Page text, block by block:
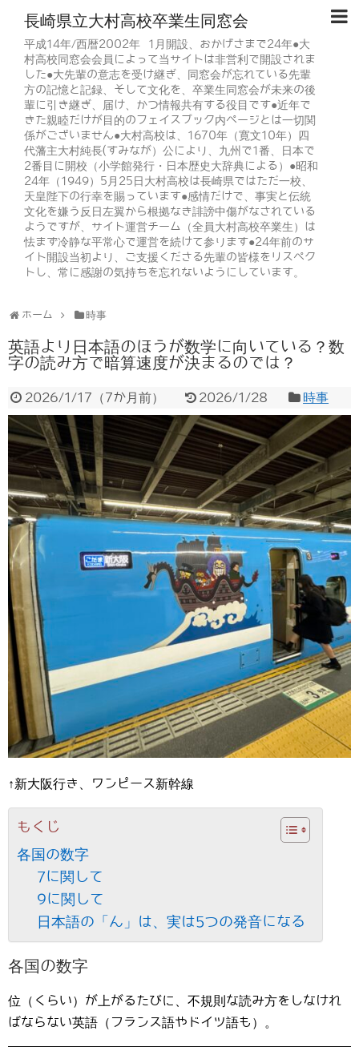
長崎県立大村高校卒業生同窓会
平成14年/西暦2002年 1月開設、おかげさまで24年●大
村高校同窓会会員によって当サイトは非営利で開設されま
した●大先輩の意志を受け継ぎ、同窓会が忘れている先輩
方の記憶と記録、そして文化を、卒業生同窓会が未来の後
輩に引き継ぎ、届け、かつ情報共有する役目です●近年で
きた親睦だけが目的のフェイスブック内ページとは一切関
係がございません●大村高校は、1670年（寛文10年）四
代藩主大村純長(すみなが）公により、九州で1番、日本で
2番目に開校（小学館発行・日本歴史大辞典による）●昭和
24年（1949）5月25日大村高校は長崎県ではただ一校、
天皇陛下の行幸を賜っています●感情だけで、事実と伝統
文化を嫌う反日左翼から根拠なき誹謗中傷がなされている
ようですが、サイト運営チーム（全員大村高校卒業生）は
怯まず冷静な平常心で運営を続けて参ります●24年前のサ
イト開設当初より、ご支援くださる先輩の皆様をリスペク
トし、常に感謝の気持ちを忘れないようにしています。
ホーム 時事
英語より日本語のほうが数学に向いている？数
字の読み方で暗算速度が決まるのでは？
2026/1/17 （7か月前） 2026/1/28 時事
↑新大阪行き、ワンピース新幹線
もくじ
各国の数字
7に関して
9に関して
日本語の「ん」は、実は5つの発音になる
各国の数字
位（くらい）が上がるたびに、不規則な読み方をしなけれ
ばならない英語（フランス語やドイツ語も）。